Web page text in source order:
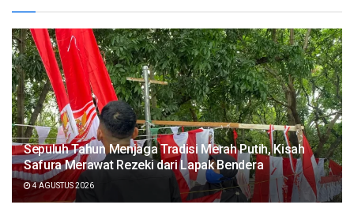
Sepuluh Tahun Menjaga Tradisi Merah Putih, Kisah
Safura Merawat Rezeki dari Lapak Bendera
4 AGUSTUS 2026